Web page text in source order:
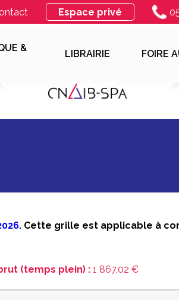
Espace privé
&
LIBRAIRIE FOIRE
. Cette grille est applicable à
(temps plein) : 1 867,02 €